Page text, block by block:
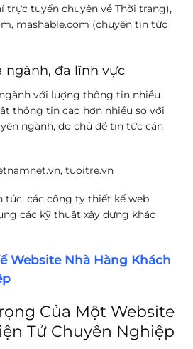
trực tuyến chuyên về Thời trang),
mashable.com (chuyên tin tức
ngành, đa lĩnh vực
với lượng thông tin nhiều
thông tin cao hơn nhiều so với
ngành, do chủ đề tin tức cần
tuoitre.vn
tức, các công ty thiết kế web
các kỹ thuật xây dựng khác
Website Nhà Hàng Khách
Của Một Website
Tử Chuyên Nghiệp